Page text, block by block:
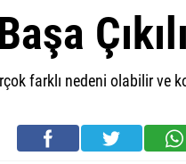
farklı nedeni olabilir ve